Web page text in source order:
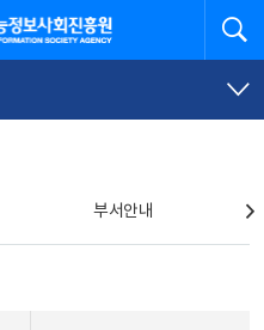
흥원
부서안내